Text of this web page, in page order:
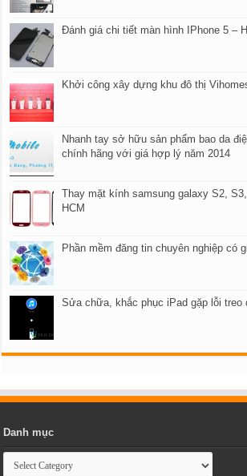
Đánh giá chi tiết màn hình IPhone 5 –
Khởi công xây dựng khu đô thị
Nhanh tay sở hữu sản phẩm bao da
chính hãng với giá hợp lý năm 2014
Thay mặt kính samsung galaxy S2,
HCM
Phần mềm đăng tin chuyên nghiệp có
Sửa chữa, khắc phục iPad gặp lỗi treo
Danh mục
Danh
mục